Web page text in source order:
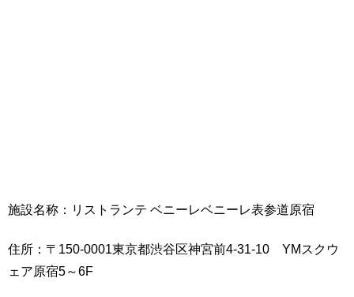
施設名称：リストランテ ベニーレベニーレ表参道原宿
住所：〒150-0001東京都渋谷区神宮前4-31-10 YMスクウ
ェア原宿5～6F